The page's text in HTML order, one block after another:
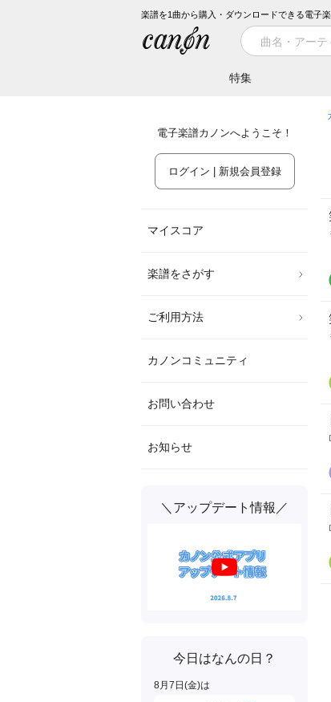
楽譜を1曲から購入・ダウンロードできる電子
特集
電子楽譜カノンへようこそ！
ログイン | 新規会員登録
マイスコア
楽譜をさがす
ご利用方法
カノンコミュニティ
お問い合わせ
お知らせ
＼アップデート情報／
今日はなんの日？
8月 7 日(金)は